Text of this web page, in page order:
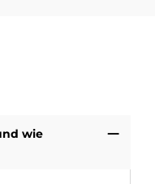
wie